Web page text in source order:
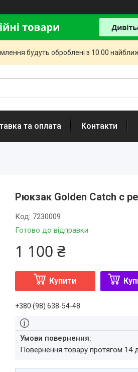
будуть оброблені з 10:00
та оплата Контакти
Рюкзак Golden Catch c
Готово до відправки
Код: 7230009
1 100 ₴
Купити
+380 (98) 638-54-48
повернення товару протягом 14